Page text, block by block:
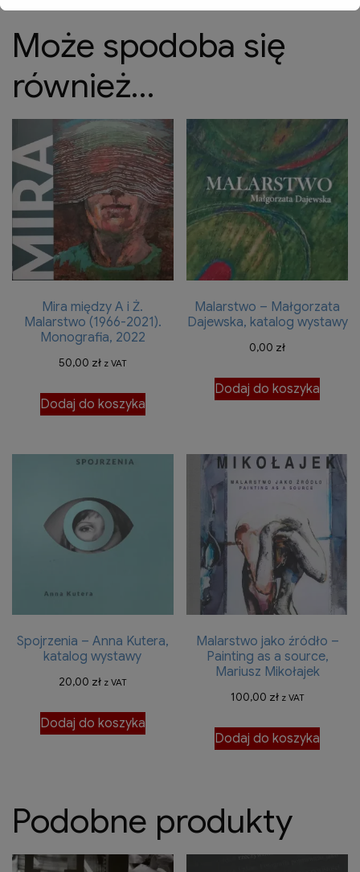
Może spodoba się
również…
Mira między A i Ż.
Malarstwo (1966-2021).
Monografia, 2022
50,00 zł z VAT
Dodaj do koszyka
Malarstwo – Małgorzata
Dajewska, katalog wystawy
0,00 zł
Dodaj do koszyka
Spojrzenia – Anna Kutera,
katalog wystawy
20,00 zł z VAT
Dodaj do koszyka
Malarstwo jako źródło –
Painting as a source,
Mariusz Mikołajek
100,00 zł z VAT
Dodaj do koszyka
Podobne produkty